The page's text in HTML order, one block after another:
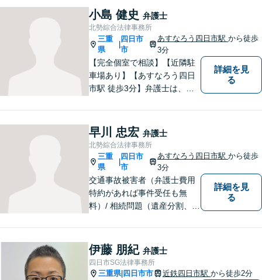
（使用者側）／交通事故／相
続問題など、幅広く対応。お
気軽にご相談ください。
小島 健史 弁護士
北勢綜合法律事務所
三重
県
四日市
市
あすなろう四日市駅 から徒歩
3分
【完全個室で相談】【近隣駐
車場あり】【あすなろう四日
市駅 徒歩3分】弁護士は、依
わからないことがあれば、何
でも聞いてください。 問題解
決に向かって一緒に頑張りま
しょう。
詳細を見
る
早川 忠宏 弁護士
北勢綜合法律事務所
三重
県
四日市
市
あすなろう四日市駅 から徒歩
3分
交通事故被害者（弁護士費用
特約があれば事件受任も無
料）/ 相続問題（遺産分割、遺
さい。
詳細を見
る
伊藤 朋紀 弁護士
四日市SG法律事務所
三重県| 四日市市 近鉄四日市駅 から徒歩2分